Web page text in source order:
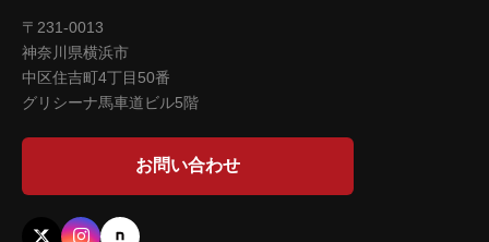
〒231-0013
神奈川県横浜市
中区住吉町4丁目50番
グリシーナ馬車道ビル5階
お問い合わせ